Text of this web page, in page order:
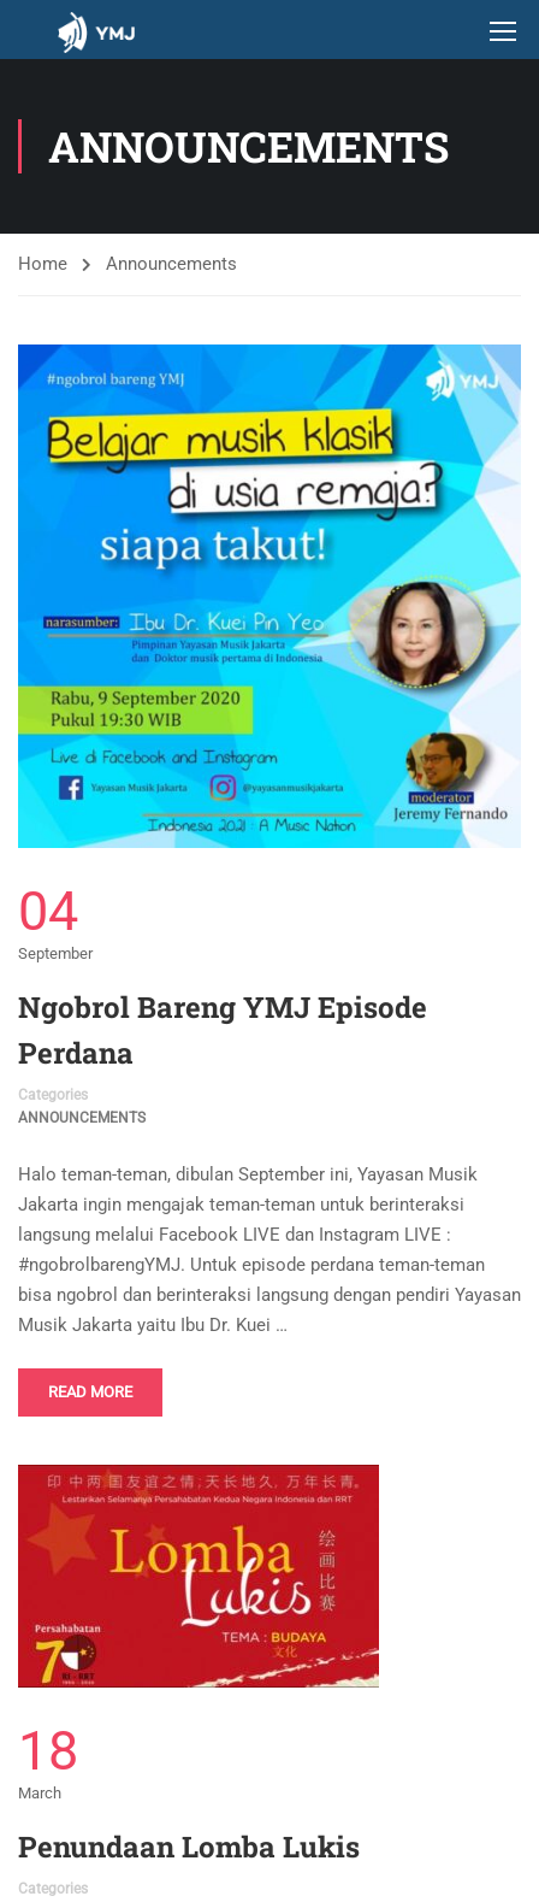
ANNOUNCEMENTS
Home Announcements
04
September
Ngobrol Bareng YMJ Episode
Perdana
Categories
ANNOUNCEMENTS
Halo teman-teman, dibulan September ini, Yayasan Musik
Jakarta ingin mengajak teman-teman untuk berinteraksi
langsung melalui Facebook LIVE dan Instagram LIVE :
#ngobrolbarengYMJ. Untuk episode perdana teman-teman
bisa ngobrol dan berinteraksi langsung dengan pendiri Yayasan
Musik Jakarta yaitu Ibu Dr. Kuei …
READ MORE
18
March
Penundaan Lomba Lukis
Categories